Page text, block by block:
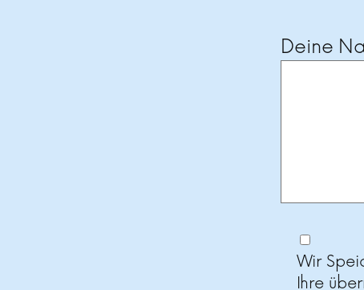
Deine
Wir
Ihre